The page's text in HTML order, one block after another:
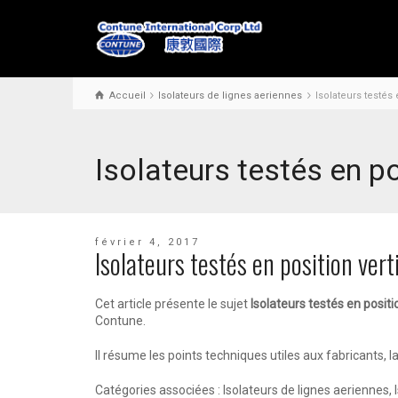
Accueil Isolateurs de lignes aeriennes Isolateurs
Isolateurs testés en
février 4, 2017
Isolateurs testés en position
Cet article présente le sujet Isolateurs testés en
Contune.
Il résume les points techniques utiles aux
Catégories associées : Isolateurs de lignes